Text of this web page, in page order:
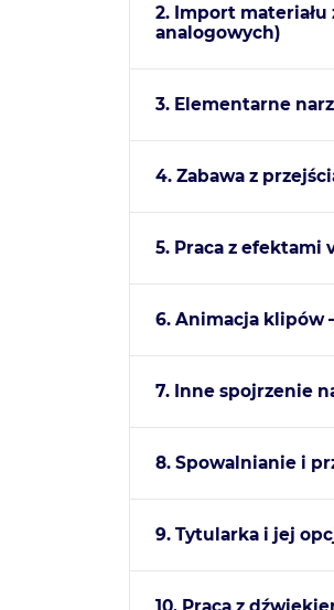
2. Import
analogowych)
3. Elementarne
4. Zabawa z
5. Praca z efektami
6. Animacja klipów
7. Inne spojrzenie
8. Spowalnianie i
9. Tytularka i jej